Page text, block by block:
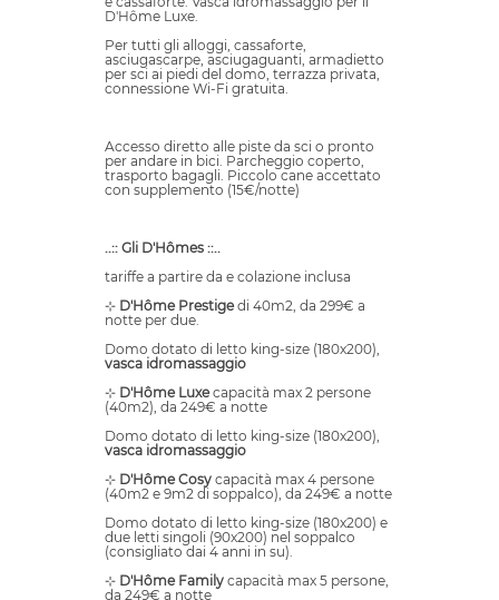
D'Hôme Luxe.
Per tutti gli alloggi, cassaforte,
asciugascarpe, asciugaguanti, armadietto
per sci ai piedi del domo, terrazza privata,
connessione Wi-Fi gratuita.
Accesso diretto alle piste da sci o pronto
per andare in bici. Parcheggio coperto,
trasporto bagagli. Piccolo cane accettato
con supplemento (15€/notte)
..:: Gli D'Hômes ::..
tariffe a partire da e colazione inclusa
⊹ D'Hôme Prestigedi 40m2, da 299€ a
notte per due.
Domo dotato di letto king-size (180x200),
vasca idromassaggio
⊹ D'Hôme Luxecapacità max 2 persone
(40m2), da 249€ a notte
Domo dotato di letto king-size (180x200),
vasca idromassaggio
⊹ D'Hôme Cosy capacità max 4 persone
(40m2 e 9m2 di soppalco), da 249€ a notte
Domo dotato di letto king-size (180x200) e
due letti singoli (90x200) nel soppalco
(consigliato dai 4 anni in su).
⊹ D'Hôme Family capacità max 5 persone,
da 249€ a notte